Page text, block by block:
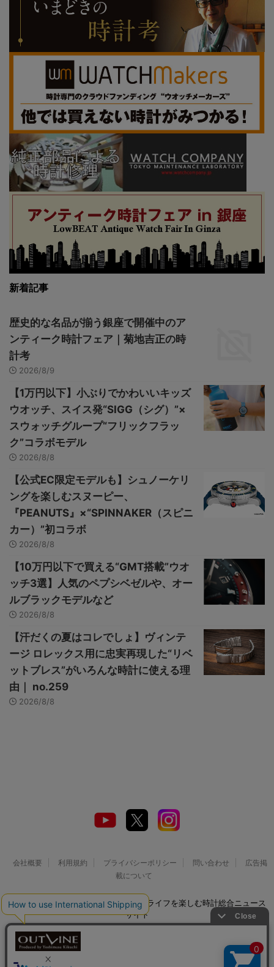
新着記事
歴史的な名品が揃う銀座で開催中のア
ンティーク時計フェア｜菊地吉正の時
計考
2026/8/9
【1万円以下】小ぶりでかわいいキッズ
ウオッチ、スイス発“SIGG（シグ）”×
スウォッチグループ“フリックフラッ
ク”コラボモデル
2026/8/8
【公式EC限定モデルも】シュノーケリ
ングを楽しむスヌーピー、
『PEANUTS』×“SPINNAKER（スピニ
カー）”初コラボ
2026/8/8
【10万円以下で買える“GMT搭載”ウオ
ッチ3選】人気のペプシベゼルや、オー
ルブラックモデルなど
2026/8/8
【汗だくの夏はコレでしょ】ヴィンテ
ージ ロレックス用に忠実再現した“リベ
ットブレス”がいろんな時計に使える理
由｜ no.259
2026/8/8
会社概要 利用規約 プライバシーポリシー 問い合わせ
広告掲
載について
© 2026 Watch LIFE NEWS｜ウオッチライフを楽しむ時計総合ニュース
サイト